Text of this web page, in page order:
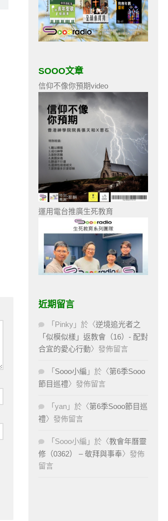
SOOO文章
信仰不像你預期video
運用電台推廣生死教育
近期留言
「 Pinky 」於〈逆境追光者之
「似模似樣」返教會（16）- 配對
合宜的愛心行動〉發佈留言
「 Sooo小編 」於〈第6季Sooo
節目巡禮〉發佈留言
「 yan 」於〈第6季Sooo節目巡
禮〉發佈留言
「 Sooo小編 」於〈教會年曆靈
修（0362） – 敬拜與事奉〉發佈
留言